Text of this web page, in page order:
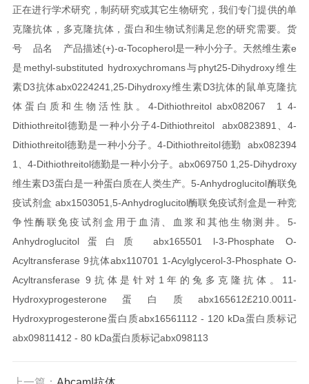
正在进行学术研究，制药研究或其它生物研究，我们专门提供的单
克隆抗体，多克隆抗体，蛋白和生物试剂满足您的研究需要。货
号 品名 产品描述(+)-α-Tocopherol是一种小分子。天然维生素e
是methyl-substituted hydroxychromans与phyt25-Dihydroxy维生
素D3抗体abx0224241,25-Dihydroxy维生素D3抗体的鼠单克隆抗
体蛋白质和生物活性肽。 4-Dithiothreitol abx082067 1 4-
Dithiothreitol德勤是一种小分子4-Dithiothreitol abx0823891、4-
Dithiothreitol德勤是一种小分子。4-Dithiothreitol德勤 abx082394
1、4-Dithiothreitol德勤是一种小分子。 abx069750 1,25-Dihydroxy
维生素D3蛋白是一种蛋白质在人类生产。 5-Anhydroglucitol酶联免
疫试剂盒 abx1503051,5-Anhydroglucitol酶联免疫试剂盒是一种竞
争性酶联免疫试剂盒用于血清、血浆和其他生物测井。 5-
Anhydroglucitol蛋白质 abx165501 l-3-Phosphate O-
Acyltransferase 9抗体abx110701 1-Acylglycerol-3-Phosphate O-
Acyltransferase 9抗体是针对1年的兔多克隆抗体。 11-
Hydroxyprogesterone蛋白质abx165612£210.0011-
Hydroxyprogesterone蛋白质abx16561112 - 120 kDa蛋白质标记
abx09811412 - 80 kDa蛋白质标记abx098113